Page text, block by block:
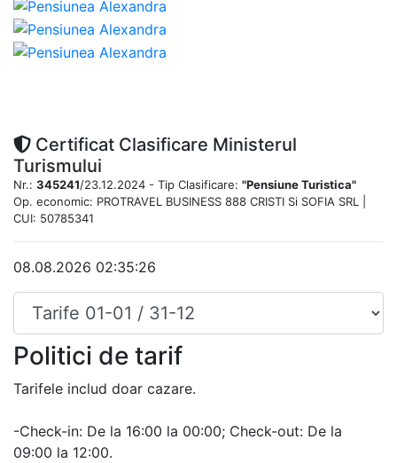
Certificat Clasificare Ministerul
Turismului
Nr.: 345241/23.12.2024 - Tip Clasificare: "Pensiune Turistica"
Op. economic: PROTRAVEL BUSINESS 888 CRISTI Si SOFIA SRL |
CUI: 50785341
08.08.2026 02:35:26
Politici de tarif
Tarifele includ doar cazare.
-Check-in: De la 16:00 la 00:00; Check-out: De la
09:00 la 12:00.